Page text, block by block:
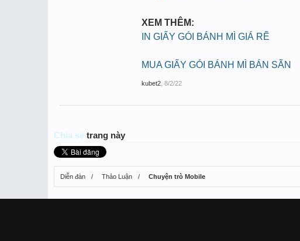
XEM THÊM:
IN GIẤY GÓI BÁNH MÌ GIÁ RẼ
MUA GIẤY GÓI BÁNH MÌ BÁN SÃN
kubet2 8/2/22
Chia sẻ trang này
Diễn đàn Thảo Luận Chuyện trò Mobile